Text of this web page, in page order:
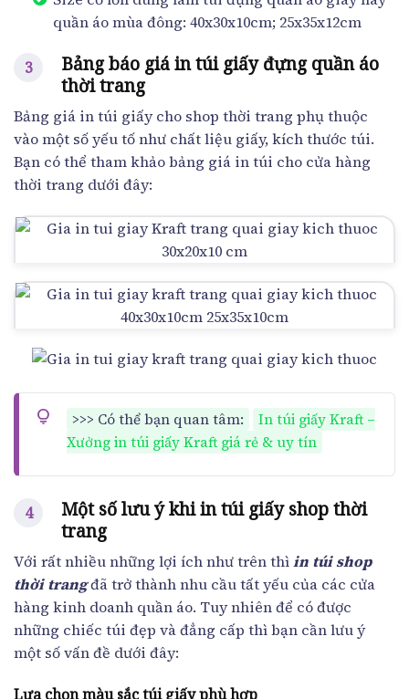
quần áo mùa đông: 40x30x10cm; 25x35x12cm
Bảng báo giá in túi giấy đựng quần áo
thời trang
Bảng giá in túi giấy cho shop thời trang phụ thuộc
vào một số yếu tố như chất liệu giấy, kích thước túi.
Bạn có thể tham khảo bảng giá in túi cho cửa hàng
thời trang dưới đây:
>>> Có thể bạn quan tâm:
In túi giấy Kraft –
Xưởng in túi giấy Kraft giá rẻ & uy tín
Một số lưu ý khi in túi giấy shop thời
trang
Với rất nhiều những lợi ích như trên thìin túi shop
thời trangđã trở thành nhu cầu tất yếu của các cửa
hàng kinh doanh quần áo. Tuy nhiên để có được
những chiếc túi đẹp và đẳng cấp thì bạn cần lưu ý
một số vấn đề dưới đây:
Lựa chọn màu sắc túi giấy phù hợp